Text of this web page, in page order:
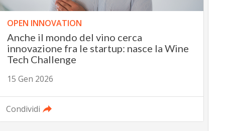
OPEN INNOVATION
Anche il mondo del vino cerca
innovazione fra le startup: nasce la Wine
Tech Challenge
15 Gen 2026
Condividi